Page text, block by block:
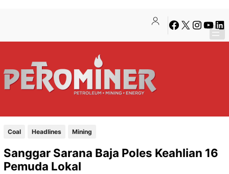
konten
content
Facebook
X Instagram
Coal Headlines Mining
Sanggar Sarana Baja Poles Keahlian 16
Pemuda Lokal